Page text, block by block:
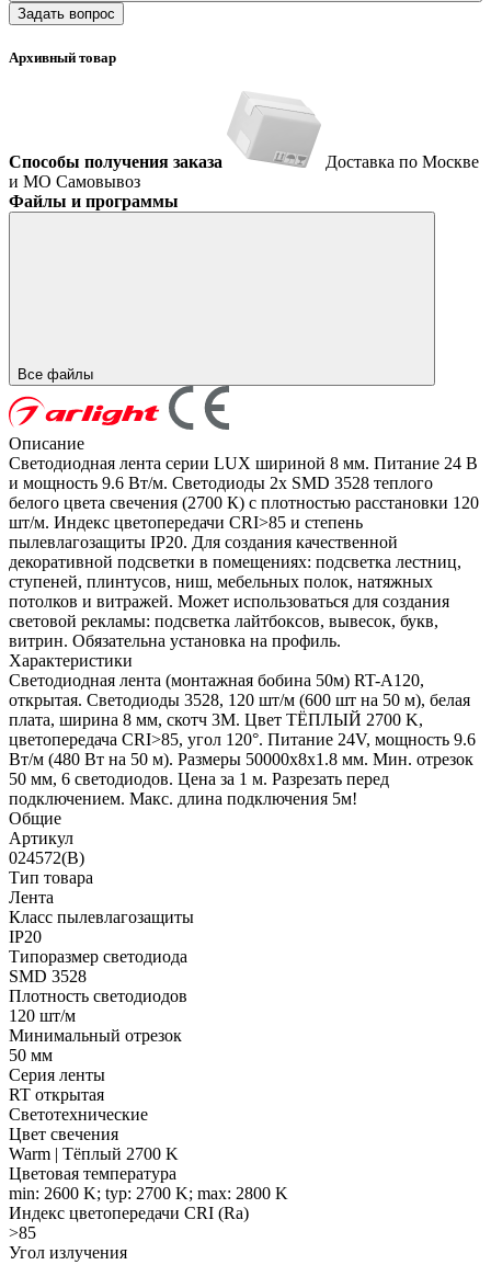
Задать вопрос
Архивный товар
Способы получения заказа
Доставка по Москве
и МО Самовывоз
Файлы и программы
Все файлы
Описание
Светодиодная лента серии LUX шириной 8 мм. Питание 24 В
и мощность 9.6 Вт/м. Светодиоды 2x SMD 3528 теплого
белого цвета свечения (2700 К) с плотностью расстановки 120
шт/м. Индекс цветопередачи CRI>85 и степень
пылевлагозащиты IP20. Для создания качественной
декоративной подсветки в помещениях: подсветка лестниц,
ступеней, плинтусов, ниш, мебельных полок, натяжных
потолков и витражей. Может использоваться для создания
световой рекламы: подсветка лайтбоксов, вывесок, букв,
витрин. Обязательна установка на профиль.
Характеристики
Светодиодная лента (монтажная бобина 50м) RT-A120,
открытая. Светодиоды 3528, 120 шт/м (600 шт на 50 м), белая
плата, ширина 8 мм, скотч 3M. Цвет ТЁПЛЫЙ 2700 K,
цветопередача CRI>85, угол 120°. Питание 24V, мощность 9.6
Вт/м (480 Вт на 50 м). Размеры 50000x8x1.8 мм. Мин. отрезок
50 мм, 6 светодиодов. Цена за 1 м. Разрезать перед
подключением. Макс. длина подключения 5м!
Общие
Артикул
024572(B)
Тип товара
Лента
Класс пылевлагозащиты
IP20
Типоразмер светодиода
SMD 3528
Плотность светодиодов
120 шт/м
Минимальный отрезок
50 мм
Серия ленты
RT открытая
Светотехнические
Цвет свечения
Warm | Тёплый 2700 K
Цветовая температура
min: 2600 K; typ: 2700 K; max: 2800 K
Индекс цветопередачи CRI (Ra)
>85
Угол излучения